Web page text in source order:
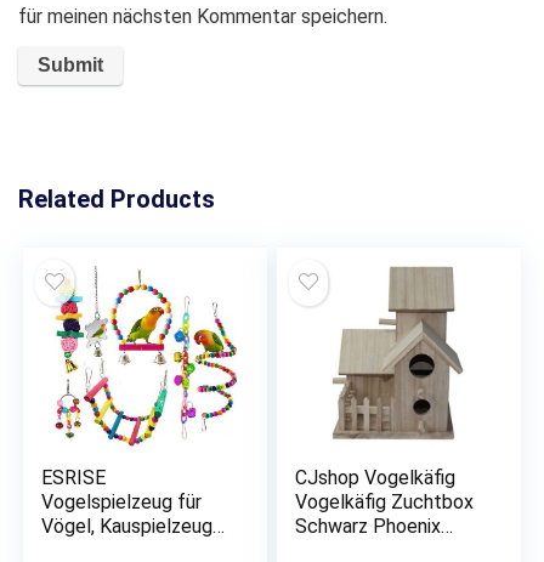
für meinen nächsten Kommentar speichern.
Related Products
ESRISE
Vogelspielzeug für
Vögel, Kauspielzeug
CJshop Vogelkäfig
Vogelkäfig Zuchtbox
Schwarz Phoenix